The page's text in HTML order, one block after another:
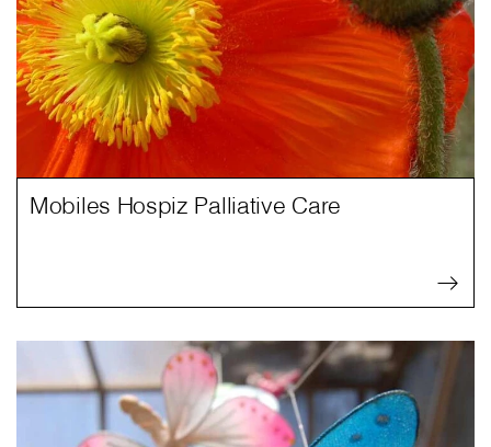
Mobiles Hospiz Palliative Care